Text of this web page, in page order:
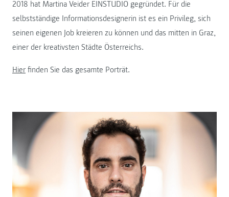
2018 hat Martina Veider EINSTUDIO gegründet. Für die
selbstständige Informationsdesignerin ist es ein Privileg, sich
seinen eigenen Job kreieren zu können und das mitten in Graz,
einer der kreativsten Städte Österreichs.
Hier finden Sie das gesamte Porträt.